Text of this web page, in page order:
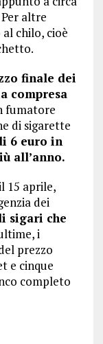
altre
chilo, cioè
finale dei
compresa
fumatore
di sigarette
6 euro in
all’anno.
15 aprile,
dei
sigari che
i
prezzo
e cinque
completo